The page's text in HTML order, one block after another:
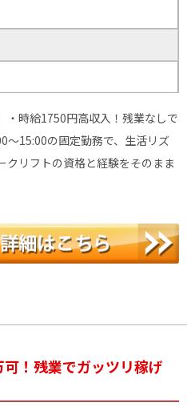
・時給1750円高収入！残業なしで
〜15:00の固定勤務で、生活リズ
クリフトの資格と経験をそのまま
！残業でガッツリ稼げ